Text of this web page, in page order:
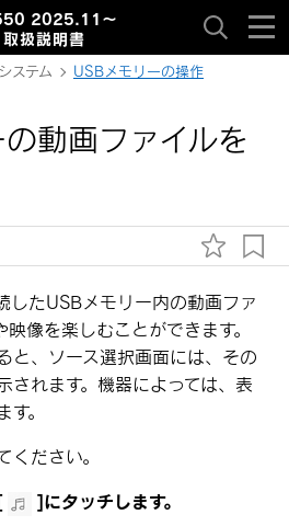
2025.11～
取扱説明書
ステム USBメモリーの操作
動画ファイルを
したUSBメモリー内の動画ファ
像を楽しむことができます。
と、ソース選択画面には、その
されます。機器によっては、表
。
ください。
‍]にタッチします。